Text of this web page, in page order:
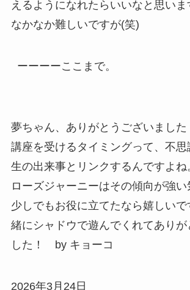
えるようになれたらいいなと思いま
なかなか難しいですが(笑)
ーーーーここまで。
夢ちゃん、ありがとうございました
講座を受けるタイミングって、不思
生の出来事とリンクするんですよね
ローズジャーニーはその傾向が強い
少しでもお役に立てたなら嬉しい
緒にシャドウで遊んでくれてありが
した！ by キョーコ
2026年3月24日